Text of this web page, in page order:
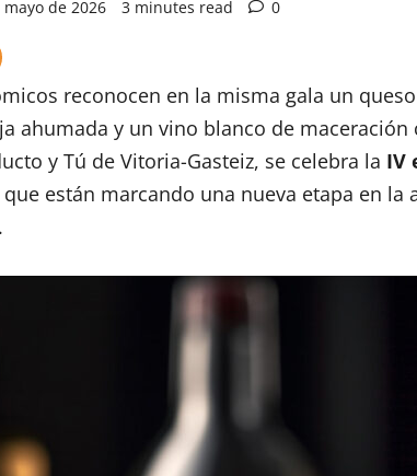
mayo de 2026 3 minutes read 0
reconocen en la misma gala un
ahumada y un vino blanco de
y Tú de Vitoria-Gasteiz, se celebra la IV
están marcando una nueva etapa en